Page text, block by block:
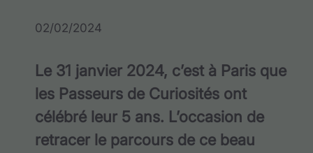
02/02/2024
Le 31 janvier 2024, c’est à Paris que
les Passeurs de Curiosités ont
célébré leur 5 ans. L’occasion de
retracer le parcours de ce beau